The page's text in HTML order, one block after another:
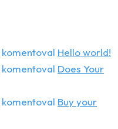
komentoval Hello world!
komentoval Does Your
komentoval Buy your